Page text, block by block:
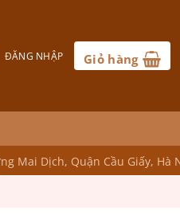
ĐĂNG NHẬP Giỏ hàng
Mai Dịch, Quận Cầu Giấy, Hà